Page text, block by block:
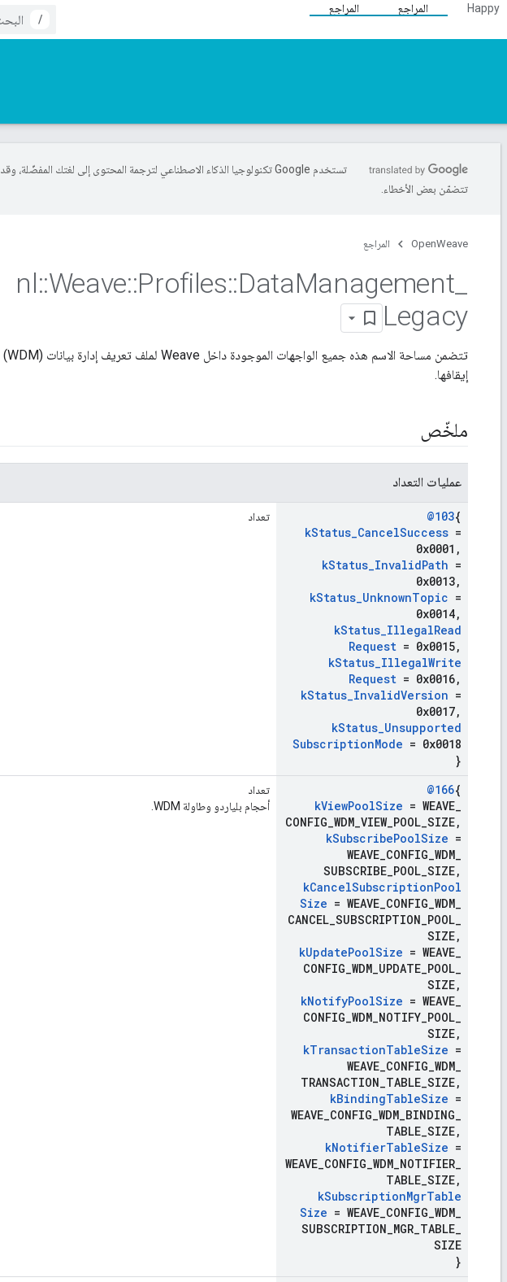
Happy المراجع
المراجع
/
تستخدم Google تكنولوجيا الذكاء الاصطناعي لترجمة المحتوى إلى لغتك المفضّلة، وقد
تتضمّن بعض الأخطاء.
OpenWeave المراجع
nl::Weave::Profiles::DataManagement
Legacy
إيقافها.
ملخّص
عمليات التعداد
@103{
kStatus_CancelSuccess =
0x0001 ,
kStatus_InvalidPath =
0x0013,
kStatus_UnknownTopic =
0x0014,
kStatus_IllegalRead
Request = 0x0015,
kStatus_IllegalWrite
Request = 0x0016,
kStatus_InvalidVersion =
0x0017,
kStatus_Unsupported
SubscriptionMode = 0x0018
}
تعداد
@166{
kViewPoolSize = WEAVE
CONFIG WDM VIEW_ POOL SIZE,
kSubscribePoolSize =
WEAVE CONFIG WDM
SUBSCRIBE POOL SIZE,
kCancelSubscriptionPool
Size = WEAVE CONFIG WDM
CANCEL SUBSCRIPTION POOL
SIZE,
kUpdatePoolSize = WEAVE
CONFIG WDM UPDATE POOL
SIZE,
kNotifyPoolSize = WEAVE
CONFIG WDM NOTIFY POOL
SIZE,
kTransactionTableSize =
WEAVE CONFIG WDM
TRANSACTION TABLE SIZE,
kBindingTableSize =
WEAVE CONFIG WDM BINDING
TABLE SIZE,
kNotifierTableSize =
WEAVE CONFIG WDM NOTIFIER
TABLE SIZE,
kSubscriptionMgrTable
Size = WEAVE CONFIG WDM
SUBSCRIPTION MGR TABLE
SIZE
}
تعداد
أحجام بلياردو وطاولة WDM.